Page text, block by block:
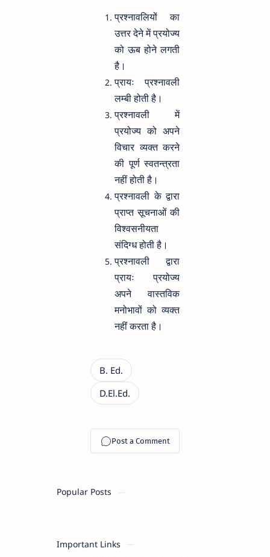
प्रश्नावलियों का
उत्तर देने में प्रयोज्य
को ऊब होने लगती
है।
प्रायः प्रश्नावली
लम्बी होती है।
प्रश्नावली में
प्रयोज्य को अपने
विचार व्यक्त करने
की पूर्ण स्वतन्त्रता
नहीं होती है।
प्रश्नावली के द्वारा
प्राप्त सूचनाओं की
विश्वसनीयता
संदिग्ध होती है।
प्रश्नावली द्वारा
प्रायः प्रयोज्य
अपने वास्तविक
मनोभावों को व्यक्त
नहीं करता है।
Popular Posts
Important Links